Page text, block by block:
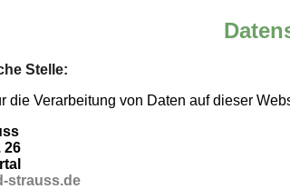
Stelle:
die Verarbeitung von Daten auf dieser
26
strauss.de